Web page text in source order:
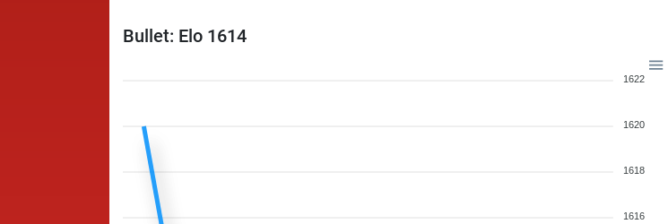
Bullet: Elo 1614
1622
1620
1618
1616